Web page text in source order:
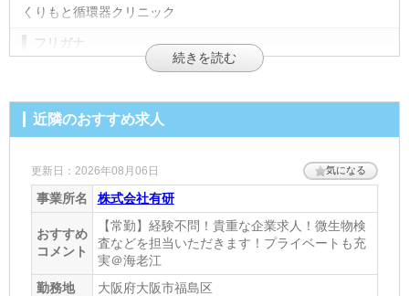
くりもと循環器クリニック
フリガナ
クリモトジュンカンキクリニック
施設形態
診療所
診療項目
内科・循環器科・透析
診療時間
月火水金土 9:30～12:30(人工透析 月～土祝 8:00～13:00)
月水金 16:30～19:00
近隣のおすすめ求人
更新日：2026年08月06日 気になる
事業所名 株式会社有研
おすすめ
コメント
【常勤】経験不問！貴重な企業求人！微生物検
査などを担当いただきます！プライベートも充
実＠海老江
勤務地
大阪府大阪市福島区